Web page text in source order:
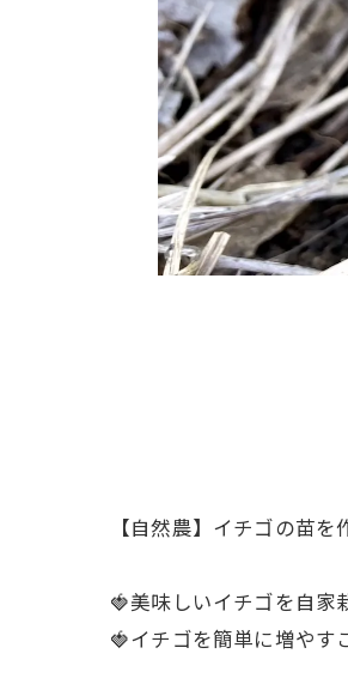
【自然農】イチゴの苗
🍓美味しいイチゴを自家
🍓イチゴを簡単に増やす